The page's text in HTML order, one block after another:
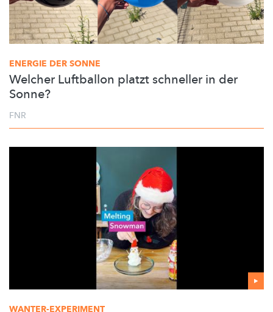
ENERGIE DER SONNE
Welcher Luftballon platzt schneller in der
Sonne?
FNR
WANTER-EXPERIMENT